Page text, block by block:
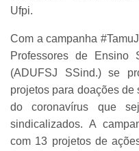
Ufpi.
Com a campanha
Professores de Ensino
(ADUFSJ SSind.) se
projetos para doações
do coronavírus que
sindicalizados. A
com 13 projetos de